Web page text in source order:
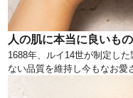
人の肌に本当に良いも
1688年、ルイ14世が制定し
ない品質を維持し今もなお愛